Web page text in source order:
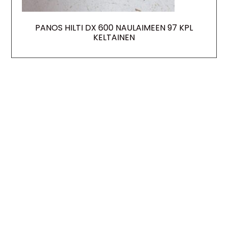
PANOS HILTI DX 600 NAULAIMEEN 97 KPL
KELTAINEN